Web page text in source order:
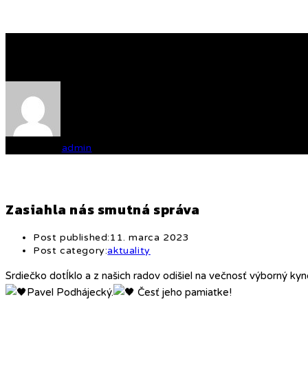
admin
Zasiahla nás smutná správa
Post published:11. marca 2023
Post category:aktuality
Srdiečko dotĺklo a z našich radov odišiel na večnosť výborný
Pavel Podhájecký.
Česť jeho pamiatke!